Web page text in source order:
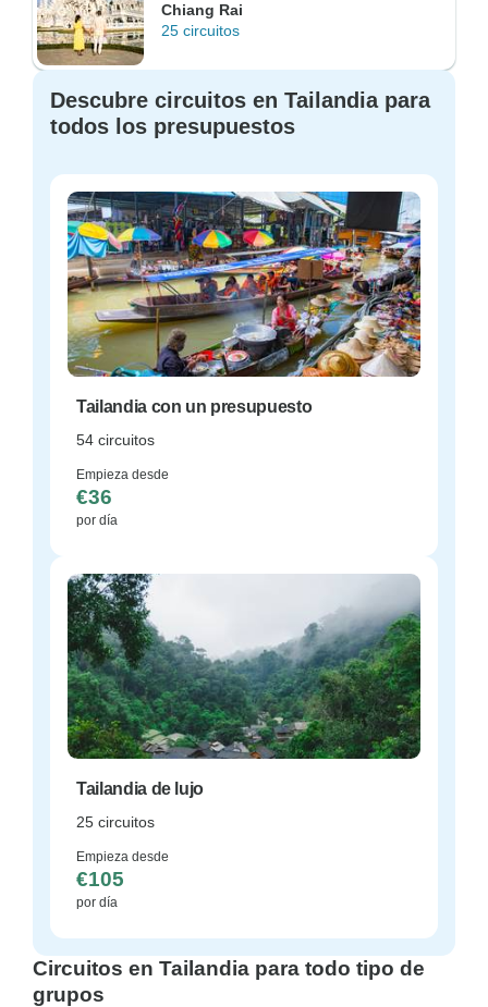
Chiang Rai
25 circuitos
Descubre circuitos en Tailandia para
todos los presupuestos
Tailandia con un presupuesto
54 circuitos
Empieza desde
€36
por día
Tailandia de lujo
25 circuitos
Empieza desde
€105
por día
Circuitos en Tailandia para todo tipo de
grupos